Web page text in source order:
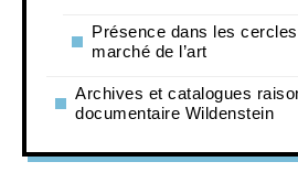
Présence dans les
marché de l’art
Archives et catalogues
documentaire Wildenstein